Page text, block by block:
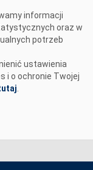
informacji
oraz w
potrzeb
ustawienia
i o ochronie Twojej